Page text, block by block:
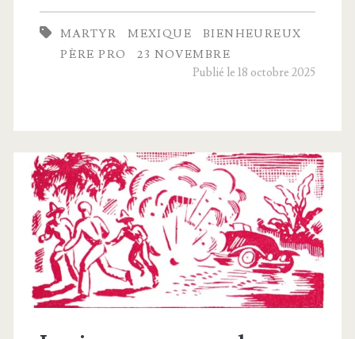
mar­
tyre
et
ses
compagnons
MARTYR MEXIQUE
BIENHEUREUX
PÈRE PRO
23 NOVEMBRE
Publié le 18 octobre 2025